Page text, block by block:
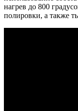
нагрев до 800
полировки, а также